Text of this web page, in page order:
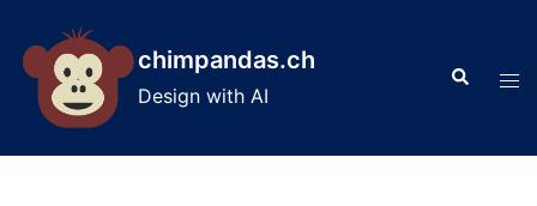
content
chimpandas.ch
Design with AI
Search